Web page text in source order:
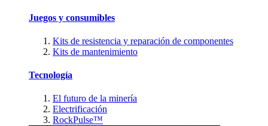
Juegos y consumibles
Kits de resistencia y reparación de componentes
Kits de mantenimiento
Tecnología
El futuro de la minería
Electrificación
RockPulse™